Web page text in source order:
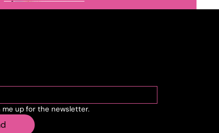
novità in arrivo
MANIE-MANIE - I
RACCONTI DEL
novità in arrivo
me up for the newsletter.